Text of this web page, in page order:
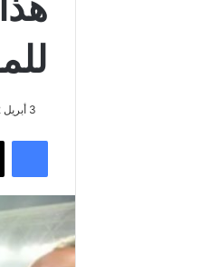
3 أبريل 2022